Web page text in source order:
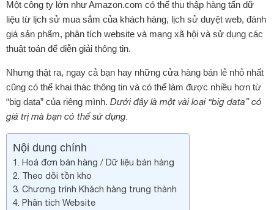
Một công ty lớn như Amazon.com có thể thu thập hàng tấn dữ
liệu từ lịch sử mua sắm của khách hàng, lịch sử duyệt web, đánh
giá sản phẩm, phân tích website và mạng xã hội và sử dụng các
thuật toán để diễn giải thông tin.
Nhưng thật ra, ngay cả bạn hay những cửa hàng bán lẻ nhỏ nhất
cũng có thể khai thác thông tin và có thể làm được nhiều hơn từ
“big data” của riêng mình. Dưới đây là một vài loại “big data” có
giá trị mà bạn có thể sử dụng.
Nội dung chính
1. Hoá đơn bán hàng / Dữ liệu bán hàng
2. Theo dõi tồn kho
3. Chương trình Khách hàng trung thành
4. Phân tích Website